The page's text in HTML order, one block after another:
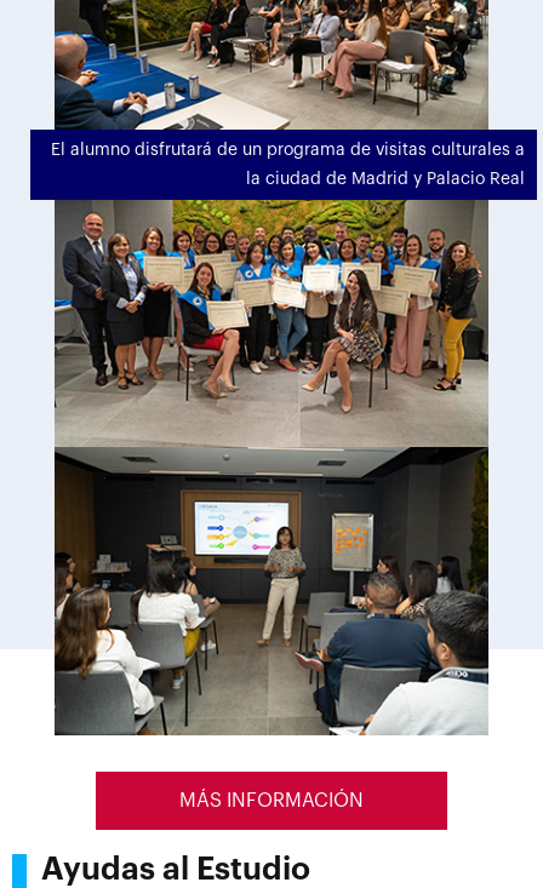
El alumno disfrutará de un programa de visitas culturales a
la ciudad de Madrid y Palacio Real
MÁS INFORMACIÓN
Ayudas al Estudio